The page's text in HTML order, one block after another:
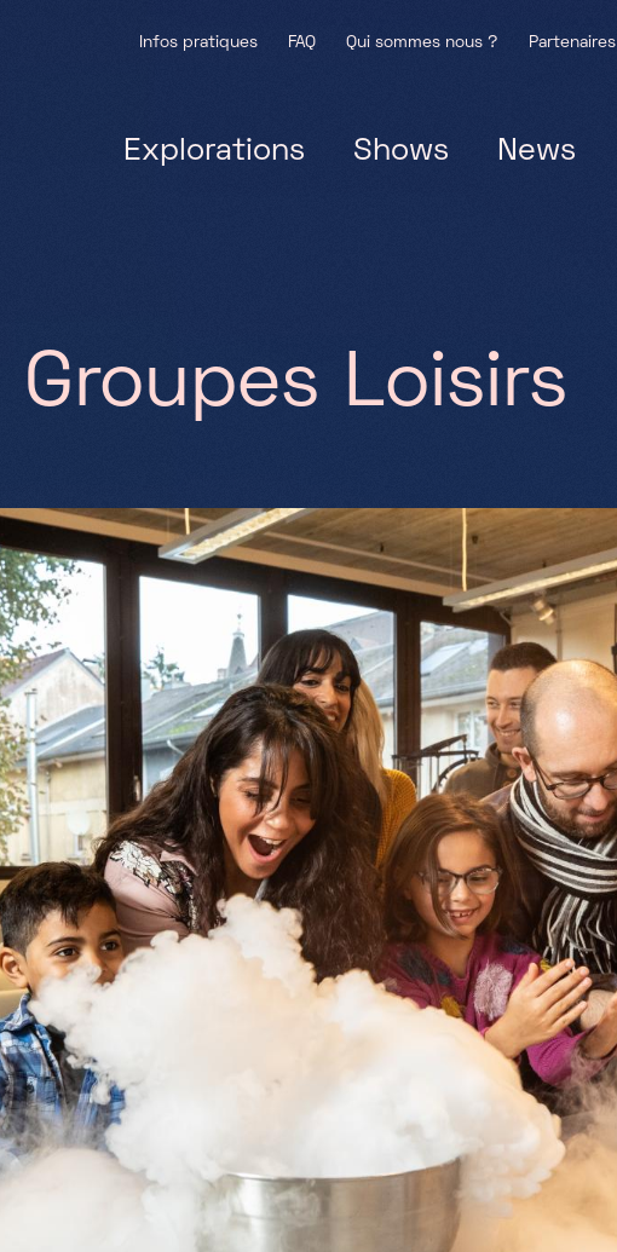
Infos pratiques FAQ Qui sommes nous ? Partenaires
Explorations Shows News
Groupes Loisirs